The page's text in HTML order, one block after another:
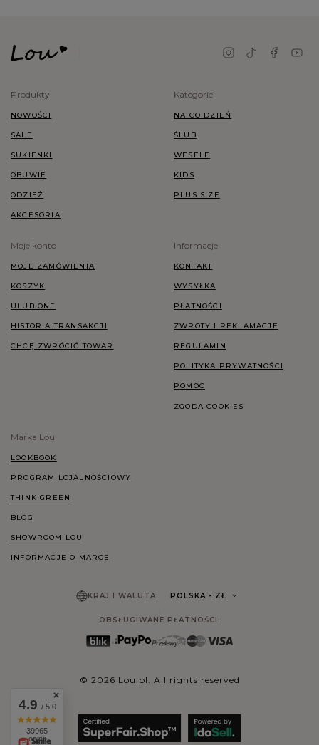
Produkty
NOWOŚCI
SALE
SUKIENKI
OBUWIE
ODZIEŻ
AKCESORIA
Kategorie
NA CO DZIEŃ
ŚLUB
WESELE
KIDS
PLUS SIZE
Moje konto
MOJE ZAMÓWIENIA
KOSZYK
ULUBIONE
HISTORIA TRANSAKCJI
CHCĘ ZWRÓCIĆ TOWAR
Informacje
KONTAKT
WYSYŁKA
PŁATNOŚCI
ZWROTY I REKLAMACJE
REGULAMIN
POLITYKA PRYWATNOŚCI
POMOC
ZGODA COOKIES
Marka Lou
LOOKBOOK
PROGRAM LOJALNOŚCIOWY
THINK GREEN
BLOG
SHOWROOM LOU
INFORMACJE O MARCE
KRAJ I WALUTA: POLSKA - ZŁ
OBSŁUGIWANE PŁATNOŚCI:
© 2026 Lou.pl. All rights reserved
4.9 / 5.0
39965
opinii